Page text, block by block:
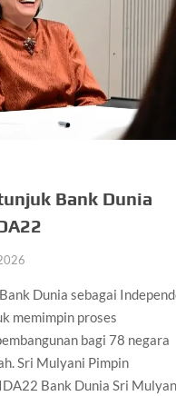
Bank Dunia
Dunia sebagai
memimpin proses
bagi 78 negara
Sri Mulyani Pimpin
Bank Dunia Sri